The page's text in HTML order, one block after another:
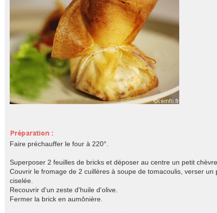
Faire préchauffer le four à 220°.
Superposer 2 feuilles de bricks et déposer au centre un petit
Couvrir le fromage de 2 cuillères à soupe de tomacoulis, verser
ciselée.
Recouvrir d'un zeste d'huile d'olive.
Fermer la brick en aumônière.